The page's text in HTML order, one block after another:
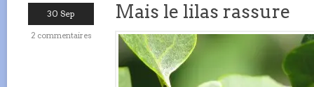
30 Sep
2 commentaires
Mais le lilas rassure